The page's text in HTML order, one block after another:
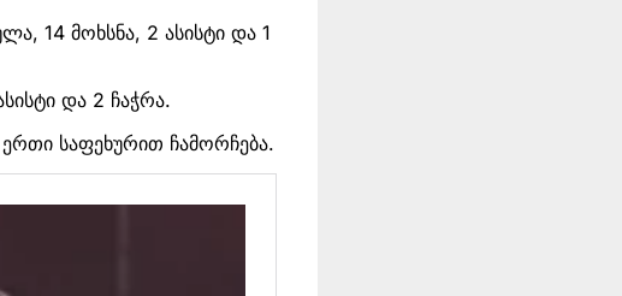
14 მოხსნა, 2 ასისტი და 1
და 2 ჩაჭრა.
საფეხურით ჩამორჩება.